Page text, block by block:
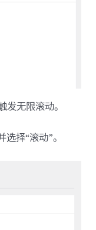
无限滚动。
择“滚动”。